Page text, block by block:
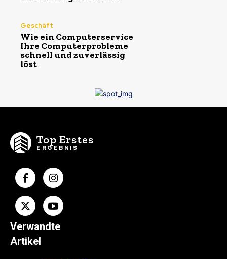
Geschäft
Wie ein Computerservice
Ihre Computerprobleme
schnell und zuverlässig
löst
Top Erstes
ERGEBNIS
Verwandte
Artikel